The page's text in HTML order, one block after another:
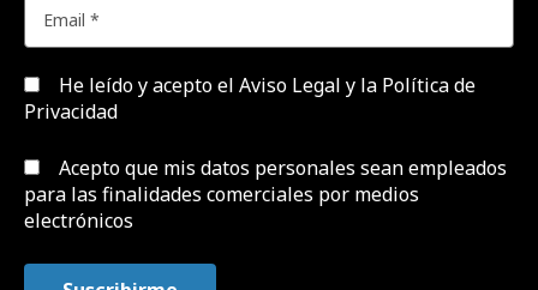
He leído y acepto el Aviso Legal y la Política de
Privacidad
Acepto que mis datos personales sean empleados
para las finalidades comerciales por medios
electrónicos